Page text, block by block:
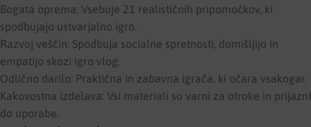
Bogata oprema: Vsebuje 21 realističnih pripomočkov, ki
spodbujajo ustvarjalno igro.
Razvoj veščin: Spodbuja socialne spretnosti, domišljijo in
empatijo skozi igro vlog.
Odlično darilo: Praktična in zabavna igrača, ki očara vsakogar.
Kakovostna izdelava: Vsi materiali so varni za otroke in prijazni
do uporabe.